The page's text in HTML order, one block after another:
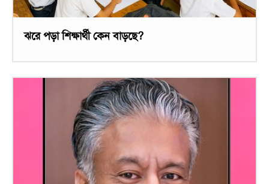
ঝরে পড়া শিক্ষার্থী কেন বাড়ছে?